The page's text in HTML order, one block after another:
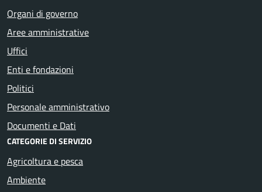
Organi di governo
Aree amministrative
Uffici
Enti e fondazioni
Politici
Personale amministrativo
Documenti e Dati
CATEGORIE DI SERVIZIO
Agricoltura e pesca
Ambiente